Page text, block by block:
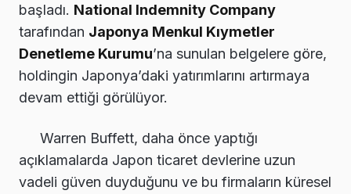
başladı. National Indemnity Company
tarafından Japonya Menkul Kıymetler
Denetleme Kurumu’na sunulan belgelere göre,
holdingin Japonya’daki yatırımlarını artırmaya
devam ettiği görülüyor.
Warren Buffett, daha önce yaptığı
açıklamalarda Japon ticaret devlerine uzun
vadeli güven duyduğunu ve bu firmaların küresel